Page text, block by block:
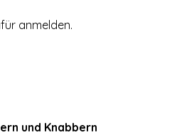
anmelden.
und Knabbern